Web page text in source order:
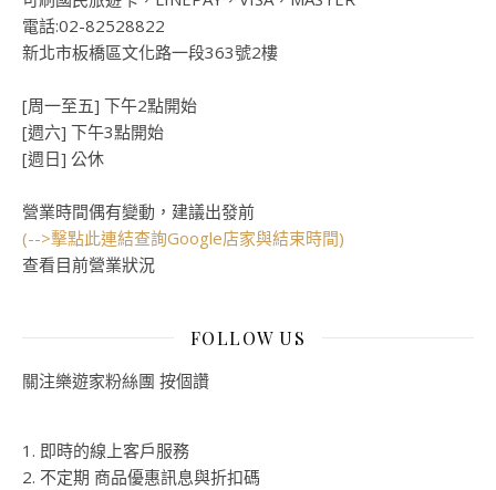
電話:02-82528822
新北市板橋區文化路一段363號2樓
[周一至五] 下午2點開始
[週六] 下午3點開始
[週日] 公休
營業時間偶有變動，建議出發前
(-->擊點此連結查詢Google店家與結束時間)
查看目前營業狀況
FOLLOW US
關注樂遊家粉絲團 按個讚
1. 即時的線上客戶服務
2. 不定期 商品優惠訊息與折扣碼